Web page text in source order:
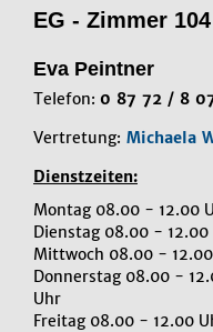
EG - Zimmer 104
Eva Peintner
Telefon: 0 87 72 / 8
Vertretung: Michaela
Dienstzeiten:
Montag 08.00 - 12.00
Dienstag 08.00 - 12.00
Mittwoch 08.00 -
Donnerstag 08.00 -
Uhr
Freitag 08.00 - 12.00